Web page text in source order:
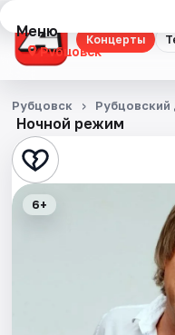
Концерты
Меню
Рубцовск
Концерты
Театр
События
Ночной режим
Рубцовск Рубцовский
6+